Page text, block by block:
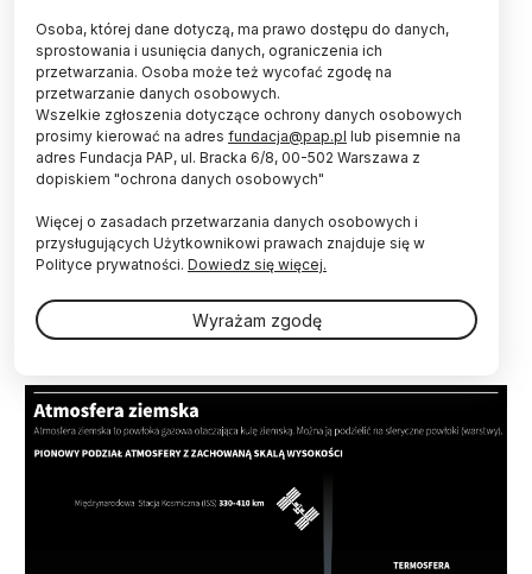
Kapsuła Dragon Grace z załogą misji Ax-4, w tym
Polakiem Sławoszem Uznańskim-Wiśniewskim,
zbliża się do Ziemi. Po godz. 11 czasu polskiego
wejdzie w atmosferę, a ok. 11.30 wyląduje w
Pacyfiku u wybrzeży Kalifornii.
Trwa już transmisja online tego wydarzenia. Jak
opowiadali prowadzący, Jon Rackham i Jessie
Anderson z Axiom Space, kapsuła wejdzie w
atmosferę ok. godz. 11.10. Potem na ok. 7 minut
centrum kontroli lotów utraci kontakt z Dragonem.
Osoba, której dane dotyczą, ma prawo dostępu do danych,
sprostowania i usunięcia danych, ograniczenia ich
przetwarzania. Osoba może też wycofać zgodę na
przetwarzanie danych osobowych.
Wszelkie zgłoszenia dotyczące ochrony danych osobowych
prosimy kierować na adres fundacja@pap.pl lub pisemnie na
adres Fundacja PAP, ul. Bracka 6/8, 00-502 Warszawa z
dopiskiem "ochrona danych osobowych"
Więcej o zasadach przetwarzania danych osobowych i
przysługujących Użytkownikowi prawach znajduje się w
Polityce prywatności. Dowiedz się więcej.
Wyrażam zgodę